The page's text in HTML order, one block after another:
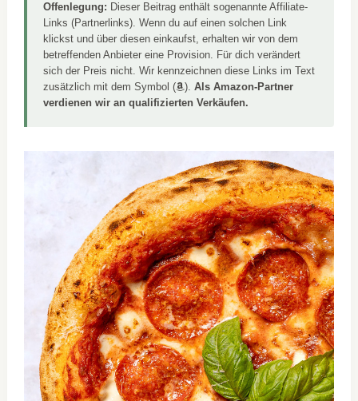
Offenlegung: Dieser Beitrag enthält sogenannte Affiliate-
Links (Partnerlinks). Wenn du auf einen solchen Link
klickst und über diesen einkaufst, erhalten wir von dem
betreffenden Anbieter eine Provision. Für dich verändert
sich der Preis nicht. Wir kennzeichnen diese Links im Text
zusätzlich mit dem Symbol (
).Als Amazon-Partner
verdienen wir an qualifizierten Verkäufen.